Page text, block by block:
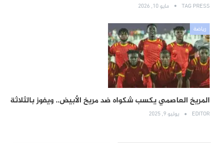
TAG PRESS مايو 10, 2026
رياضة
المريخ العاصمي يكسب شكواه ضد مريخ الأبيض.. ويفوز بالثلاثة
EDITOR يوليو 9, 2025